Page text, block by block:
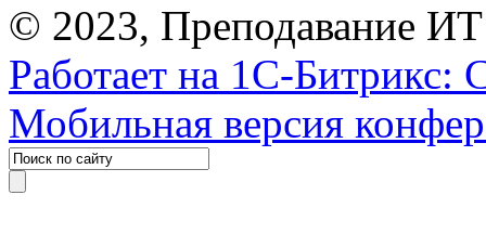
© 2023, Преподавание
Работает на 1С-Битрикс:
Мобильная версия